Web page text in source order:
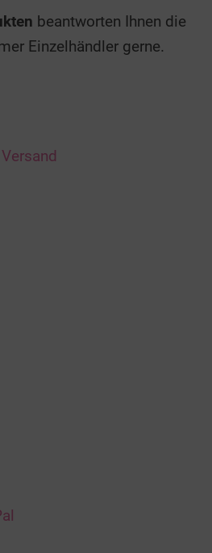
beantworten Ihnen die
Einzelhändler gerne.